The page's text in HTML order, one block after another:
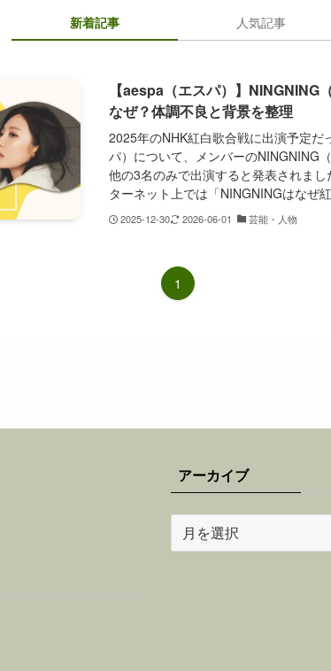
新着記事 人気記事
【aespa（エスパ）】NINGNING
なぜ？体調不良と背景を整理
2025年のNHK紅白歌合戦に出演予定だ
パ）について、メンバーのNINGNING
他の3名のみで出演すると発表されま
ターネット上では「NINGNINGはなぜ
2025-12-30 2026-06-01 芸能・人物
1
アーカイブ
ー